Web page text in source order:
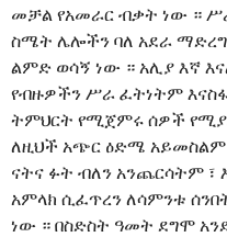
መቻል የአመራር ብቃት ነው ።
ስሜት ሌሎችን ባለ አደራ
ልምድ ወሳኝ ነው ። አሊያ እኛ
የብዙዎችን ሥራ ፈትነትም
ትምህርት የሚጀምሩ ሰዎች
ለዚህች አጭር ዕድሜ
ናትና ፉት ብለን አንጨርሳትም ፣
አምላክ ሲፈጥረን ለሳምንቱ
ነው ። በስድስት ዓመት ደግሞ